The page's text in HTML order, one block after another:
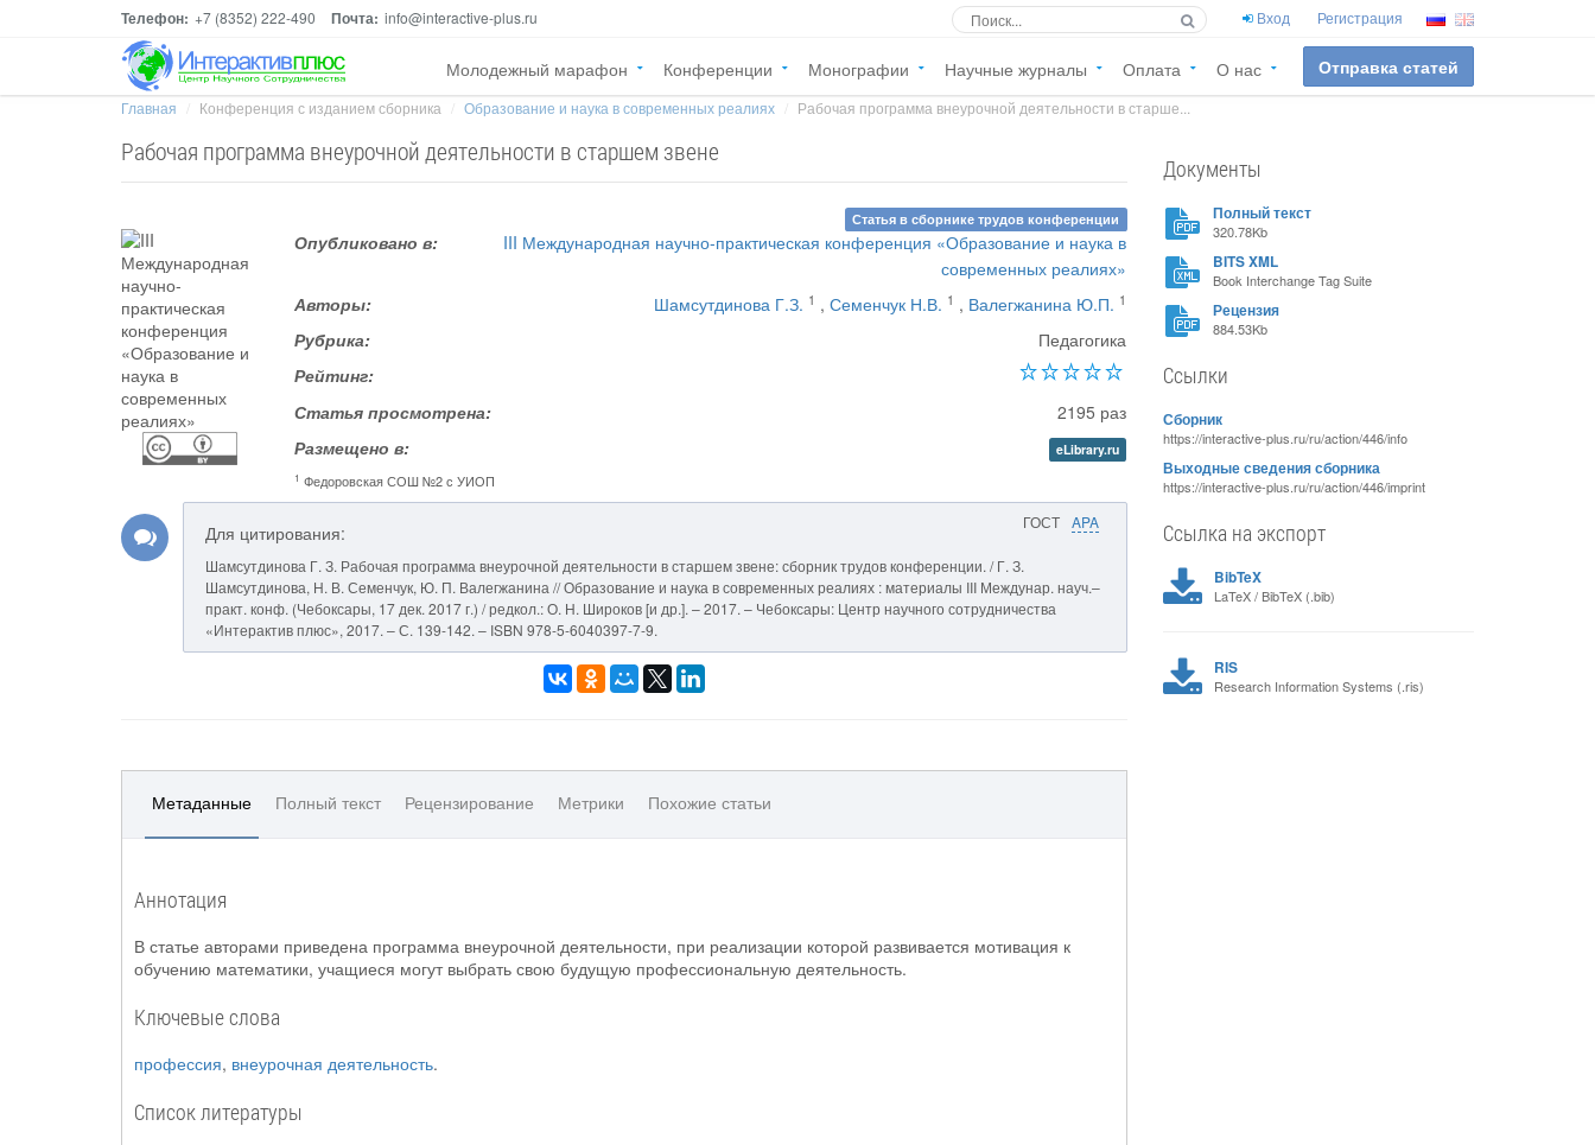
Телефон: +7 (8352) 222-490 Почта: info@interactive-plus.ru Вход Регистрация
Молодежный марафон Конференции Монографии Научные журналы Оплата О нас Отправка статей
Главная Конференция с изданием сборника Образование и наука в современных реалиях Рабочая программа внеурочной деятельности в старше...
Рабочая программа внеурочной деятельности в старшем звене
Статья в сборнике трудов конференции
Опубликовано в:
III Международная научно-практическая конференция «Образование и наука в
современных реалиях»
Авторы:
Шамсутдинова Г.З. 1 ,Семенчук Н.В. 1 , Валегжанина Ю.П. 1
Рубрика:
Педагогика
Рейтинг:
Статья просмотрена:
2195 раз
Размещено в:
eLibrary.ru
1 Федоровская СОШ №2 с УИОП
ГОСТ APA
Для цитирования:
Шамсутдинова Г. З. Рабочая программа внеурочной деятельности в старшем звене: сборник трудов конференции. / Г. З.
Шамсутдинова, Н. В. Семенчук, Ю. П. Валегжанина // Образование и наука в современных реалиях : материалы III Междунар. науч.–
практ. конф. (Чебоксары, 17 дек. 2017 г.) / редкол.: О. Н. Широков [и др.]. – 2017. – Чебоксары: Центр научного сотрудничества
«Интерактив плюс», 2017. – С. 139-142. – ISBN 978-5-6040397-7-9.
Метаданные Полный текст Рецензирование Метрики Похожие статьи
Аннотация
В статье авторами приведена программа внеурочной деятельности, при реализации которой развивается мотивация к
обучению математики, учащиеся могут выбрать свою будущую профессиональную деятельность.
Ключевые слова
профессия, внеурочная деятельность.
Список литературы
Документы
Полный текст
320.78Kb
BITS XML
Book Interchange Tag Suite
Рецензия
884.53Kb
Ссылки
Сборник
https://interactive-plus.ru/ru/action/446/info
Выходные сведения сборника
https://interactive-plus.ru/ru/action/446/imprint
Ссылка на экспорт
BibTeX
LaTeX / BibTeX (.bib)
RIS
Research Information Systems (.ris)